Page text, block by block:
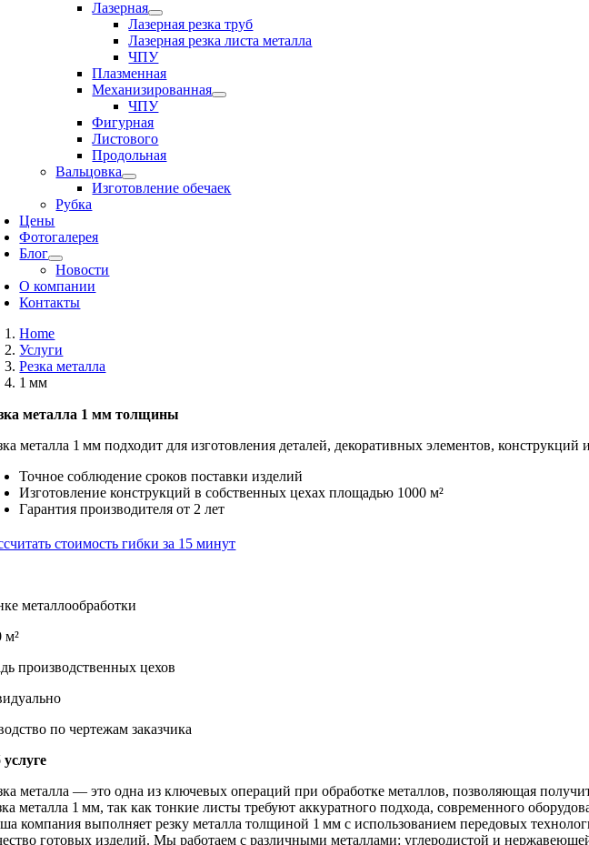
Лазерная
Лазерная резка труб
Лазерная резка листа металла
ЧПУ
Плазменная
Механизированная
ЧПУ
Фигурная
Листового
Продольная
Вальцовка
Изготовление обечаек
Рубка
Цены
Фотогалерея
Блог
Новости
О компании
Контакты
Home
Услуги
Резка металла
1 мм
металла 1 мм толщины
металла 1 мм подходит для изготовления деталей, декоративных элементов, конструкций
Точное соблюдение сроков поставки изделий
Изготовление конструкций в собственных цехах площадью 1000 м²
Гарантия производителя от 2 лет
стоимость гибки за 15 минут
металлообработки
м²
производственных цехов
по чертежам заказчика
металла — это одна из ключевых операций при обработке металлов, позволяющая
металла 1 мм, так как тонкие листы требуют аккуратного подхода, современного
компания выполняет резку металла толщиной 1 мм с использованием передовых
готовых изделий. Мы работаем с различными металлами: углеродистой и